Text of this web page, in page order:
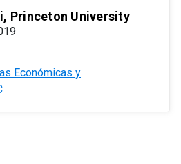
Princeton University
Económicas y